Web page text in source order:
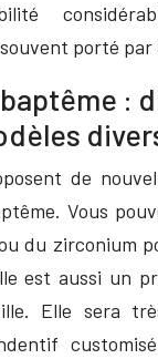
porté par
:
de
Vous
du zirconium
est aussi un
Elle sera